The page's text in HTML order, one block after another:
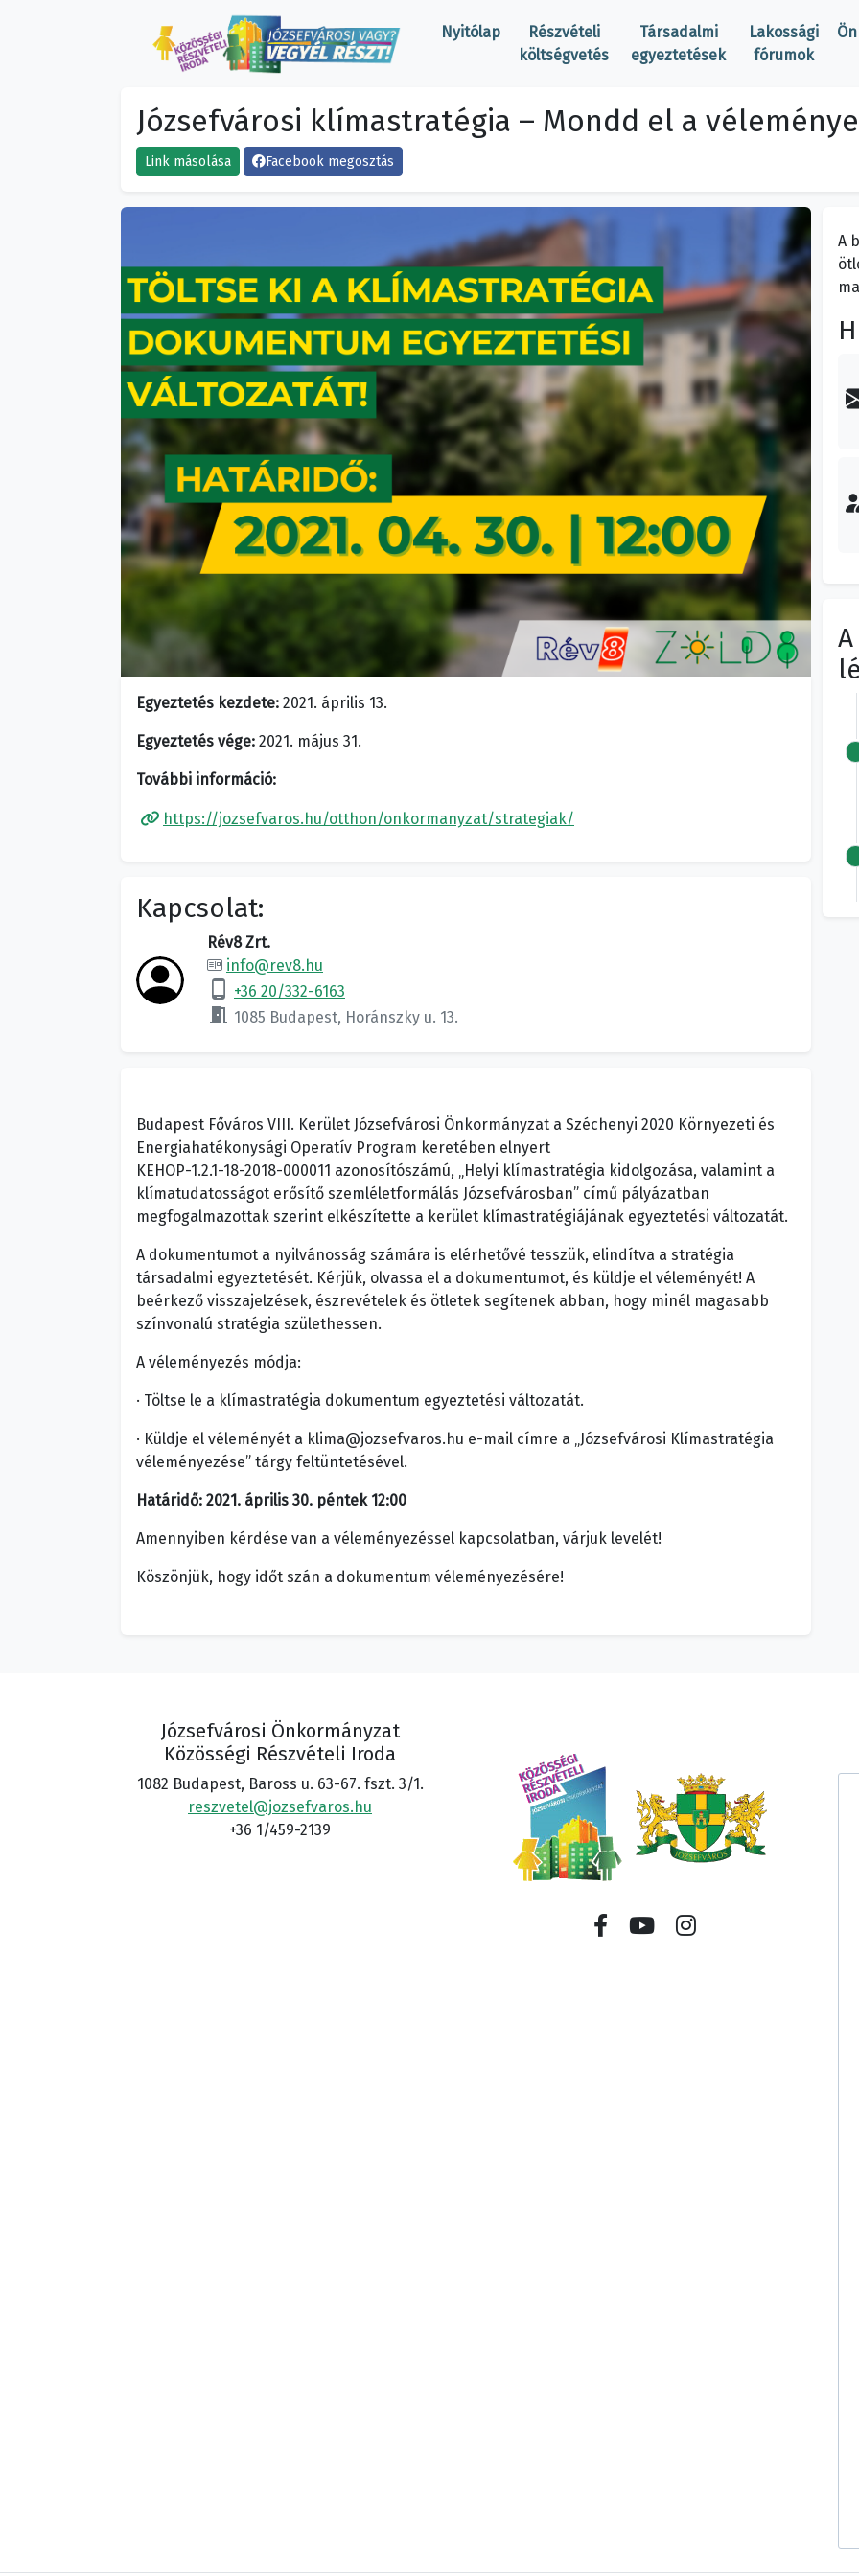
Nyitólap
Részvételi
költségvetés
Társadalmi
egyeztetések
Lakossági
fórumok
Józsefvárosi klímastratégia – Mondd el a
Link másolása Facebook megosztás
Egyeztetés kezdete: 2021. április 13.
Egyeztetés vége: 2021. május 31.
További információ:
https://jozsefvaros.hu/otthon/onkormanyzat/strategiak/
Kapcsolat:
Rév8 Zrt.
info@rev8.hu
phone_android +36 20/332-6163
meeting_room 1085 Budapest, Horánszky u. 13.
Budapest Főváros VIII. Kerület Józsefvárosi Önkormányzat a Széchenyi 2020 Környezeti és
Energiahatékonysági Operatív Program keretében elnyert
KEHOP-1.2.1-18-2018-000011 azonosítószámú, „Helyi klímastratégia kidolgozása, valamint a
klímatudatosságot erősítő szemléletformálás Józsefvárosban” című pályázatban
megfogalmazottak szerint elkészítette a kerület klímastratégiájának egyeztetési változatát.
A dokumentumot a nyilvánosság számára is elérhetővé tesszük, elindítva a stratégia
társadalmi egyeztetését. Kérjük, olvassa el a dokumentumot, és küldje el véleményét! A
beérkező visszajelzések, észrevételek és ötletek segítenek abban, hogy minél magasabb
színvonalú stratégia születhessen.
A véleményezés módja:
· Töltse le a klímastratégia dokumentum egyeztetési változatát.
· Küldje el véleményét a klima@jozsefvaros.hu e-mail címre a „Józsefvárosi Klímastratégia
véleményezése” tárgy feltüntetésével.
Határidő: 2021. április 30. péntek 12:00
Amennyiben kérdése van a véleményezéssel kapcsolatban, várjuk levelét!
Köszönjük, hogy időt szán a dokumentum véleményezésére!
A
Józsefvárosi Önkormányzat
Közösségi Részvételi Iroda
1082 Budapest, Baross u. 63-67. fszt. 3/1.
reszvetel@jozsefvaros.hu
+36 1/459-2139